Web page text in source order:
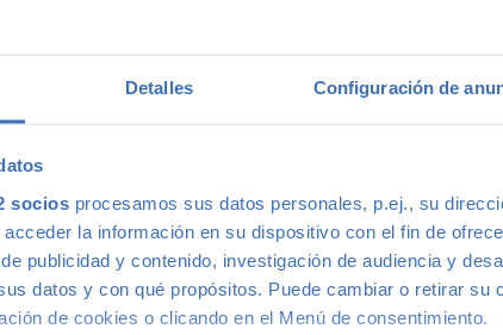
Detalles Configuración de
socios procesamos sus datos personales, p.ej., su
la información en su dispositivo con el fin de
publicidad y contenido, investigación de audiencia y
datos y con qué propósitos. Puede cambiar o retirar su
de cookies o clicando en el Menú de consentimiento.